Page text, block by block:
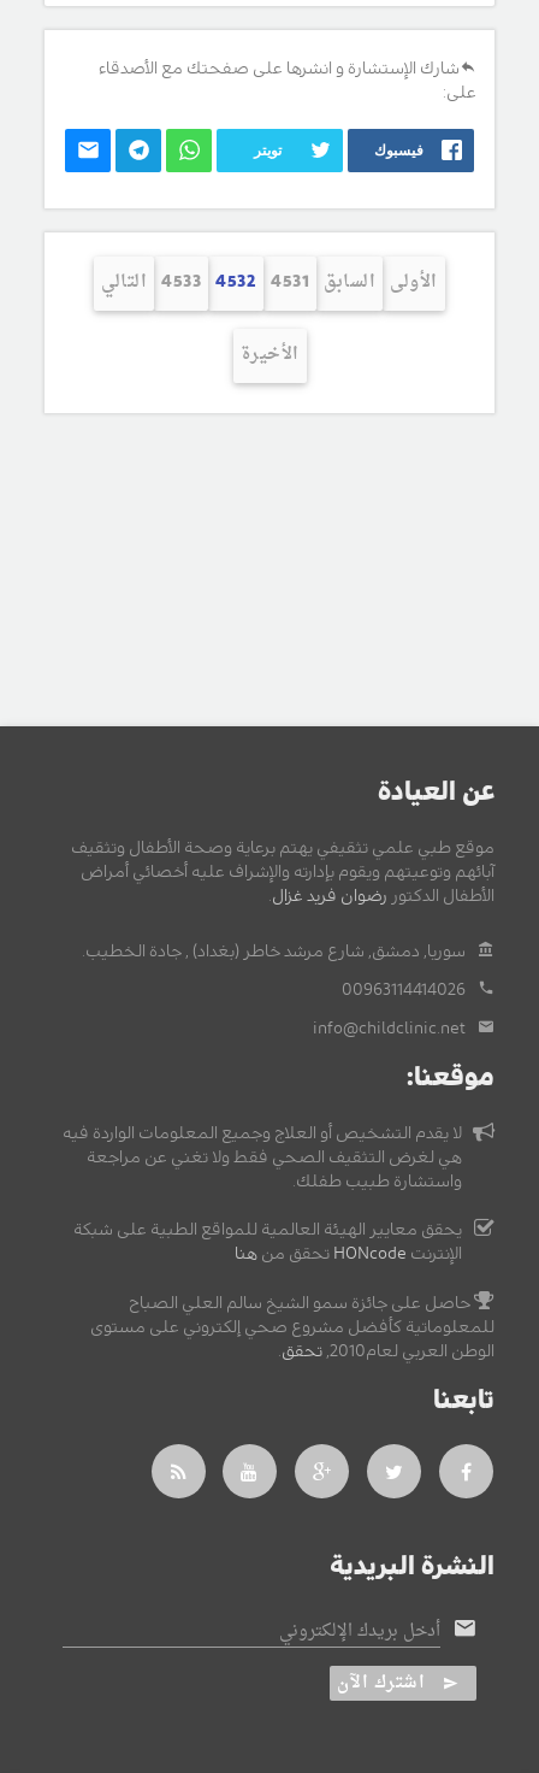
شارك الإستشارة و انشرها على صفحتك مع الأصدقاء
على:
فيسبوك تويتر
الأولى السابق 4531
4532
4533 التالي
الأخيرة
عن العيادة
موقع طبي علمي تثقيفي يهتم برعاية وصحة الأطفال وتثقيف
آبائهم وتوعيتهم ويقوم بإدارته والإشراف عليه أخصائي أمراض
الأطفال الدكتور رضوان فريد غزال.
سوريا, دمشق, شارع مرشد خاطر (بغداد) , جادة الخطيب.
00963114414026
info@childclinic.net
موقعنا:
لا يقدم التشخيص أو العلاج وجميع المعلومات الواردة فيه
هي لغرض التثقيف الصحي فقط ولا تغني عن مراجعة
واستشارة طبيب طفلك.
يحقق معايير الهيئة العالمية للمواقع الطبية على شبكة
الإنترنت HONcode تحقق من هنا
حاصل على جائزة سمو الشيخ سالم العلي الصباح
للمعلوماتية كأفضل مشروع صحي إلكتروني على مستوى
الوطن العربي لعام2010,
تحقق.
تابعنا
النشرة البريدية
أدخل بريدك الإلكتروني
اشترك الآن